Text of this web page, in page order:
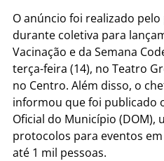
O anúncio foi realizado
durante coletiva para
Vacinação e da Semana
terça-feira (14), no Teatro
no Centro. Além disso, o
informou que foi publicado
Oficial do Município (DOM),
protocolos para eventos
até 1 mil pessoas.